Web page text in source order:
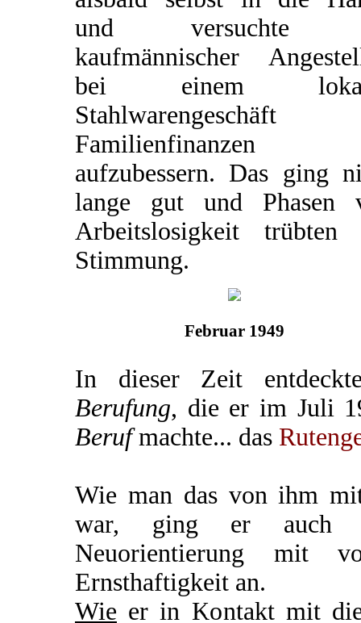
und versuchte
kaufmännischer
bei einem
Stahlwarengeschäft
Familienfinanzen
aufzubessern. Das ging
lange gut und Phasen
Arbeitslosigkeit trübten
Stimmung.
Februar 1949
In dieser Zeit
Berufung, die er im Juli
Berufmachte... das
Wie man das von ihm
war, ging er auch
Neuorientierung mit
Ernsthaftigkeit an.
Wie er in Kontakt mit